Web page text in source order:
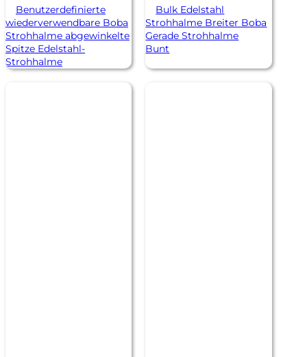
Benutzerdefinierte
wiederverwendbare Boba
Strohhalme abgewinkelte
Spitze Edelstahl-
Strohhalme
Bulk Edelstahl
Strohhalme Breiter Boba
Gerade Strohhalme
Bunt